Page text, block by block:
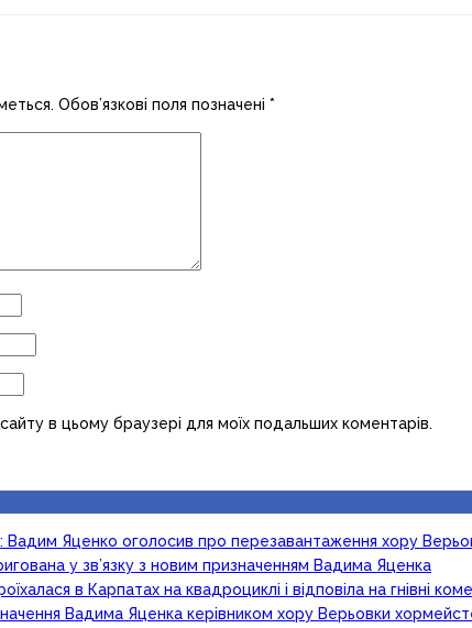
Обов’язкові поля позначені *
в цьому браузері для моїх подальших коментарів.
Вадим Яценко оголосив про перезавантаження хору
у зв’язку з новим призначенням Вадима Яценка
в Карпатах на квадроциклі і відповіла на гнівні
Вадима Яценка керівником хору Верьовки